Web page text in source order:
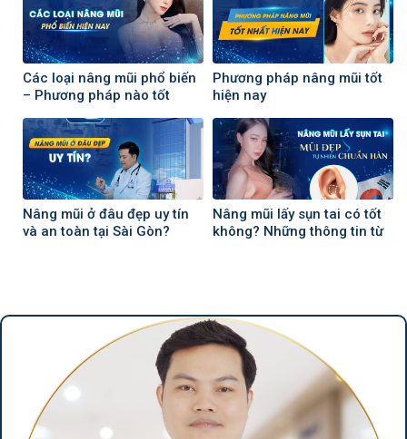
Các loại nâng mũi phổ biến
– Phương pháp nào tốt
Phương pháp nâng mũi tốt
hiện nay
Nâng mũi ở đâu đẹp uy tín
và an toàn tại Sài Gòn?
Nâng mũi lấy sụn tai có tốt
không? Những thông tin từ